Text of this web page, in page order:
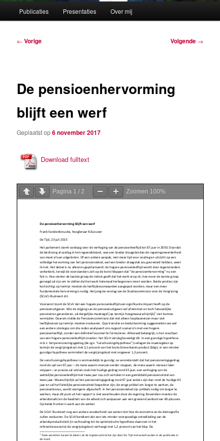
Publicaties Presentaties Over mij
Berichtnavigatie
← Vorige Volgende →
De pensioenhervorming
blijft een werf
Geplaatst op6 november 2017
Download fulltext
Pagina 1 /2 Zoomen 100%